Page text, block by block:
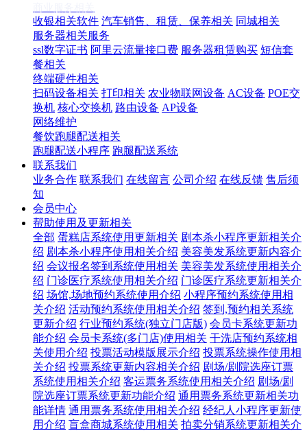
收银相关软件 汽车销售、租赁、保养相关 同城相关
服务器相关服务
ssl数字证书 阿里云流量接口费 服务器租赁购买 短信套
餐相关
终端硬件相关
扫码设备相关 打印相关 农业物联网设备 AC设备 POE交
换机 核心交换机 路由设备 AP设备
网络维护
餐饮跑腿配送相关
跑腿配送小程序 跑腿配送系统
联系我们
业务合作 联系我们 在线留言 公司介绍 在线反馈 售后须
知
会员中心
帮助使用及更新相关
全部 蛋糕店系统使用更新相关 剧本杀小程序更新相关介
绍 剧本杀小程序使用相关介绍 美容美发系统更新内容介
绍 会议报名签到系统使用相关 美容美发系统使用相关介
绍 门诊医疗系统使用相关介绍 门诊医疗系统更新相关介
绍 场馆,场地预约系统使用介绍 小程序预约系统使用相
关介绍 活动预约系统使用相关介绍 签到,预约相关系统
更新介绍 行业预约系统(独立门店版) 会员卡系统更新功
能介绍 会员卡系统(多门店)使用相关 干洗店预约系统相
关使用介绍 投票活动模版展示介绍 投票系统操作使用相
关介绍 投票系统更新内容相关介绍 剧场/剧院选座订票
系统使用相关介绍 客运票务系统使用相关介绍 剧场/剧
院选座订票系统更新功能介绍 通用票务系统更新相关功
能详情 通用票务系统使用相关介绍 经纪人小程序更新使
用介绍 盲盒商城系统使用相关 拍卖分销系统更新相关介